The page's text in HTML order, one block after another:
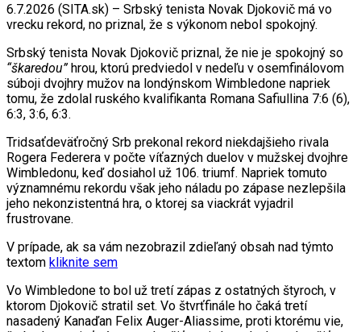
6.7.2026 (SITA.sk) – Srbský tenista Novak Djokovič má vo
vrecku rekord, no priznal, že s výkonom nebol spokojný.
Srbský tenista Novak Djokovič priznal, že nie je spokojný so
“škaredou”hrou, ktorú predviedol v nedeľu v osemfinálovom
súboji dvojhry mužov na londýnskom Wimbledone napriek
tomu, že zdolal ruského kvalifikanta Romana Safiullina 7:6 (6),
6:3, 3:6, 6:3.
Tridsaťdeväťročný Srb prekonal rekord niekdajšieho rivala
Rogera Federera v počte víťazných duelov v mužskej dvojhre
Wimbledonu, keď dosiahol už 106. triumf. Napriek tomuto
významnému rekordu však jeho náladu po zápase nezlepšila
jeho nekonzistentná hra, o ktorej sa viackrát vyjadril
frustrovane.
V prípade, ak sa vám nezobrazil zdieľaný obsah nad týmto
textom kliknite sem
Vo Wimbledone to bol už tretí zápas z ostatných štyroch, v
ktorom Djokovič stratil set. Vo štvrťfinále ho čaká tretí
nasadený Kanaďan Felix Auger-Aliassime, proti ktorému vie,